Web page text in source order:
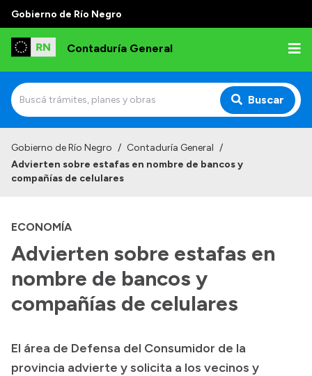
Gobierno de Río Negro
Contaduría General
Buscar
Institucional
Autoridades
Historia
Normativa
Presupuesto
Gobierno de Río Negro / Contaduría General /
Advierten sobre estafas en nombre de bancos y
compañías de celulares
ECONOMÍA
Advierten sobre estafas en
nombre de bancos y
compañías de celulares
El área de Defensa del Consumidor de la
provincia advierte y solicita a los vecinos y